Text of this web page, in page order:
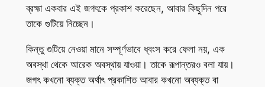
ব্রহ্মা একবার এই জগৎকে প্রকাশ করেছেন, আবার কিছুদিন পরে
তাকে গুটিয়ে নিচ্ছেন।
কিন্তু গুটিয়ে নেওয়া মানে সম্পূর্ণভাবে ধ্বংস করে ফেলা নয়, এক
অবস্থা থেকে আরেক অবস্থায় যাওয়া। তাকে রূপান্তরও বলা যায়।
জগৎ কখনো ব্যক্ত অর্থাৎ প্রকাশিত আবার কখনো অব্যক্ত বা